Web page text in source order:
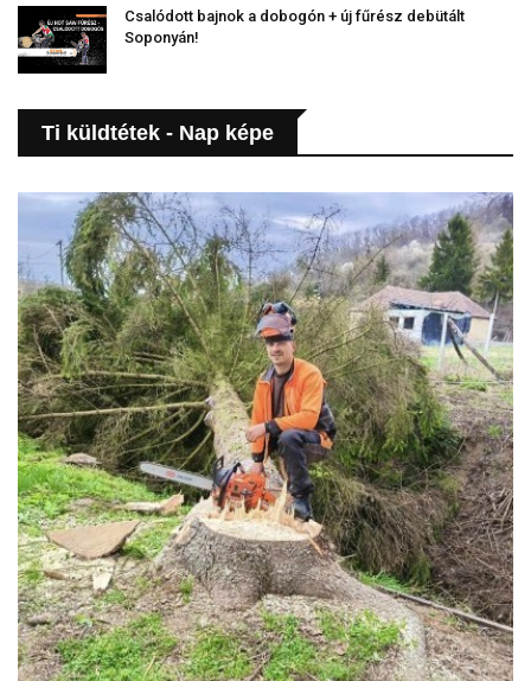
Csalódott bajnok a dobogón + új fűrész debütált
Soponyán!
Ti küldtétek - Nap képe